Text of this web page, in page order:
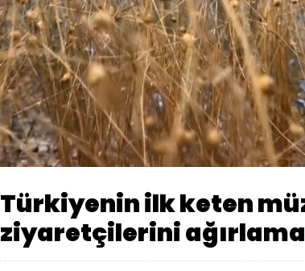
Sesi
Aç
Yüklendi :
60.26%
Türkiyenin ilk keten
ziyaretçilerini